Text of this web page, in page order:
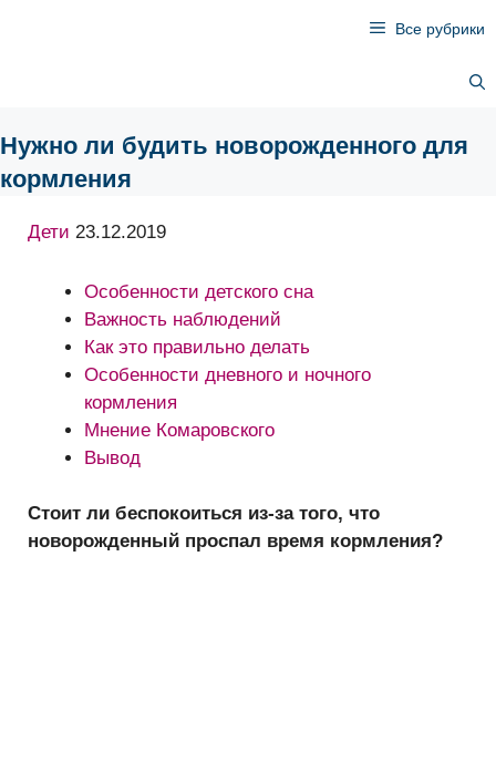
Все рубрики
Нужно ли будить новорожденного для
кормления
Дети 23.12.2019
Особенности детского сна
Важность наблюдений
Как это правильно делать
Особенности дневного и ночного
кормления
Мнение Комаровского
Вывод
Стоит ли беспокоиться из-за того, что
новорожденный проспал время кормления?